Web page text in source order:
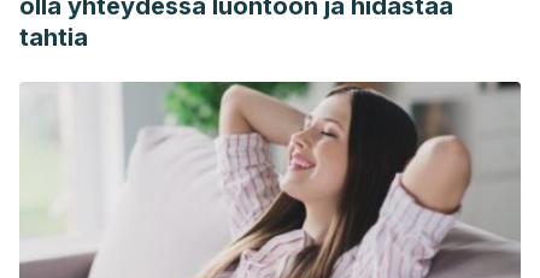
Menezes, Ritesh G., et al. “Commotio cordis: A
https://journals.sagepub.com/doi/pdf/10.1177/
Morentin, B., Suárez-Mier, M. P., Monzó, A., Ballesteros, J.,
Molina, P., & Lucena, J. (2021). Muerte súbita relacionada
con la actividad deportiva en España. Estudio poblacional
multicéntrico forense de 288 casos.Revista Española de
olla yhteydessä luontoon ja hidastaa
tahtia